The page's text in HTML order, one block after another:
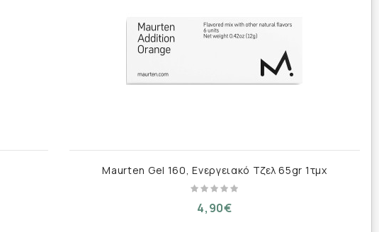
Maurten Gel 160, Ενεργειακό Τζελ 65gr 1τμχ
4,90€